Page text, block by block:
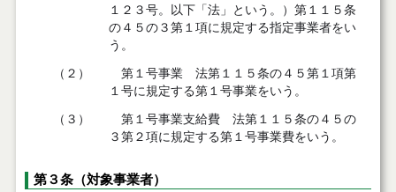
１２３号。以下「法」という。）第１１５条
の４５の３第１項に規定する指定事業者をい
う。
（２）
第１号事業 法第１１５条の４５第１項第
１号に規定する第１号事業をいう。
（３）
第１号事業支給費 法第１１５条の４５の
３第２項に規定する第１号事業費をいう。
第３条（対象事業者）